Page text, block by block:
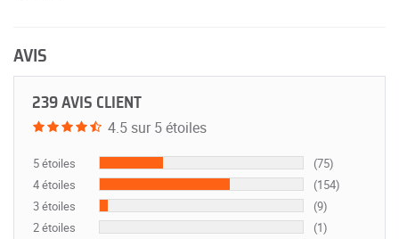
AVIS
239 AVIS CLIENT
4.5 sur 5 étoiles
5 étoiles
(75)
4 étoiles
(154)
3 étoiles
(9)
2 étoiles
(1)